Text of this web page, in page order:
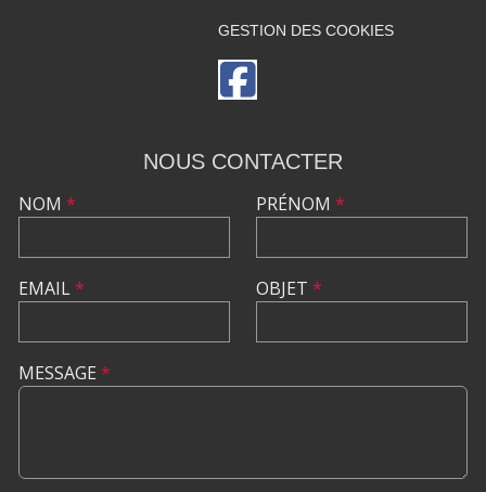
GESTION DES COOKIES
NOUS CONTACTER
NOM *
EMAIL*
PRÉNOM *
OBJET *
MESSAGE *